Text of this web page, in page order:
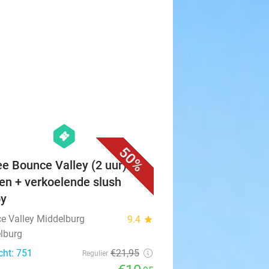
50%
hexagon
events
Bounce Valley (2 uur) +
+ verkoelende slush
Valley Middelburg 9.4 star
751
Regulier €21,95